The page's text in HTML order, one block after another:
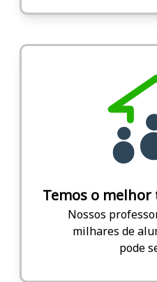
Temos o
Nossos
milhares de
pode